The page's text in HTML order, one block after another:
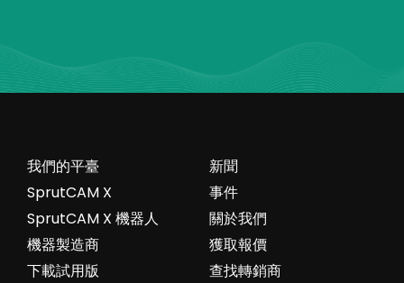
新聞
事件
關於我們
獲取報價
查找轉銷商
我們的平臺
SprutCAM X
SprutCAM X 機器人
機器製造商
下載試用版